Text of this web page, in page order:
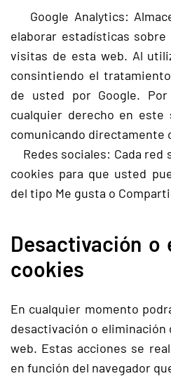
Google Analytics:
elaborar estadísticas
visitas de esta web. Al
consintiendo el
de usted por Google.
cualquier derecho en este
comunicando directamente
Redes sociales: Cada red
cookies para que usted
del tipo Me gusta o
Desactivación o
cookies
En cualquier momento
desactivación o
web. Estas acciones se
en función del navegador